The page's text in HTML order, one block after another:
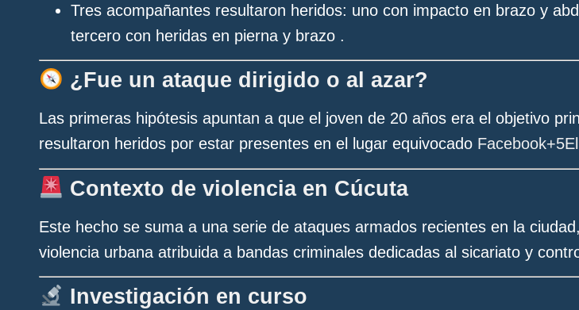
Tres acompañantes resultaron heridos: uno con impacto en brazo y
tercero con heridas en pierna y brazo .
¿Fue un ataque dirigido o al azar?
Las primeras hipótesis apuntan a que el joven de 20 años era el objetivo
resultaron heridos por estar presentes en el lugar equivocado Facebook+5
Contexto de violencia en Cúcuta
Este hecho se suma a una serie de ataques armados recientes en la
violencia urbana atribuida a bandas criminales dedicadas al sicariato y
Investigación en curso